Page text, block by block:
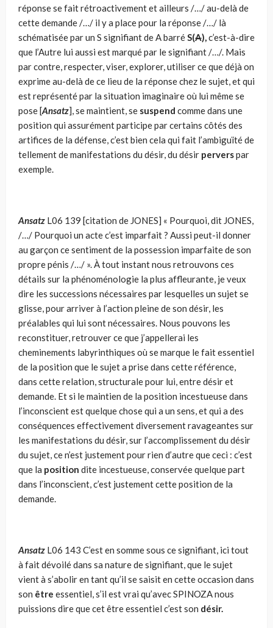
réponse se fait rétroactivement et ailleurs /…/ au-delà de
cette demande /…/ il y a place pour la réponse /…/ là
schématisée par un S signifiant de A barréS(A),c’est-à-dire
que l’Autre lui aussi est marqué par le signifiant /…/. Mais
par contre, respecter, viser, explorer, utiliser ce que déjà on
exprime au-delà de ce lieu de la réponse chez le sujet, et qui
est représenté par la situation imaginaire où lui même se
pose [Ansatz], se maintient, se suspend comme dans une
position qui assurément participe par certains côtés des
artifices de la défense, c’est bien cela qui fait l’ambiguïté de
tellement de manifestations du désir, du désir perverspar
exemple.
Ansatz L06 139 [citation de JONES] « Pourquoi, dit JONES,
/…/ Pourquoi un acte c’est imparfait ? Aussi peut-il donner
au garçon ce sentiment de la possession imparfaite de son
propre pénis /…/ ». À tout instant nous retrouvons ces
détails sur la phénoménologie la plus affleurante, je veux
dire les successions nécessaires par lesquelles un sujet se
glisse, pour arriver à l’action pleine de son désir, les
préalables qui lui sont nécessaires. Nous pouvons les
reconstituer, retrouver ce que j’appellerai les
cheminements labyrinthiques où se marque le fait essentiel
de la position que le sujet a prise dans cette référence,
dans cette relation, structurale pour lui, entre désir et
demande. Et si le maintien de la position incestueuse dans
l’inconscient est quelque chose qui a un sens, et qui a des
conséquences effectivement diversement ravageantes sur
les manifestations du désir, sur l’accomplissement du désir
du sujet, ce n’est justement pour rien d’autre que ceci : c’est
que la position dite incestueuse, conservée quelque part
dans l’inconscient, c’est justement cette position de la
demande.
Ansatz L06 143 C’est en somme sous ce signifiant, ici tout
à fait dévoilé dans sa nature de signifiant, que le sujet
vient à s’abolir en tant qu’il se saisit en cette occasion dans
son être essentiel, s’il est vrai qu’avec SPINOZA nous
puissions dire que cet être essentiel c’est son désir.